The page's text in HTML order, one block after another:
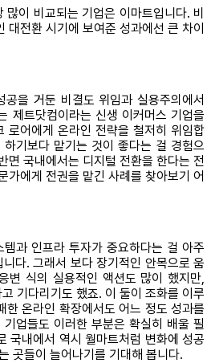
이 비교되는 기업은 이마트입니다. 비
대전환 시기에 보여준 성과에선 큰 차이
공을 거둔 비결도 위임과 실용주의에서
제트닷컴이라는 신생 이커머스 기업을
로어에게 온라인 전략을 철저히 위임합
기보다 맡기는 것이 좋다는 걸 경험으
면 국내에서는 디지털 전환을 한다는 전
가에게 전권을 맡긴 사례를 찾아보기 어
과 인프라 투자가 중요하다는 걸 아주
다. 그래서 보다 장기적인 안목으로 움
변 식의 실용적인 액션도 많이 했지만,
기다리기도 했죠. 이 둘이 조화를 이루
한 온라인 확장에서도 어느 정도 성과를
업들도 이러한 부분은 확실히 배울 필
국내에서 역시 월마트처럼 변화에 성공
곳들이 늘어나기를 기대해 봅니다.